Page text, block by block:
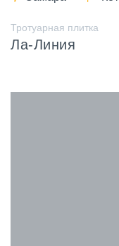
Тротуарная плитка
Ла-Линия